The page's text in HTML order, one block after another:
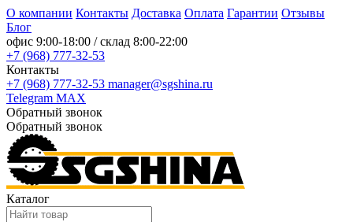
О компании Контакты Доставка Оплата Гарантии Отзывы
Блог
офис 9:00-18:00 / склад 8:00-22:00
+7 (968) 777-32-53
Контакты
+7 (968) 777-32-53 manager@sgshina.ru
Telegram MAX
Обратный звонок
Обратный звонок
Каталог